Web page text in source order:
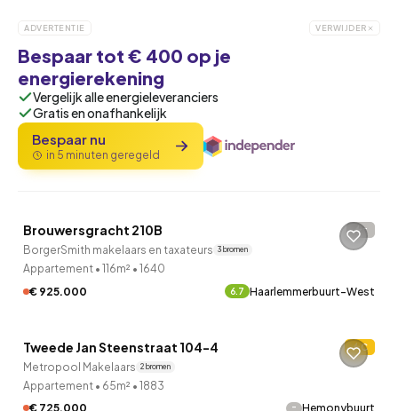
ADVERTENTIE VERWIJDER
Bespaar tot € 400 op je
energierekening
Vergelijk alle energieleveranciers
Gratis en onafhankelijk
Bespaar nu
in 5 minuten geregeld
Brouwersgracht 210B -
BorgerSmith makelaars en taxateurs 3 bronnen
Appartement • 116m² • 1640
€ 925.000
6.7 Haarlemmerbuurt-West
Tweede Jan Steenstraat 104-4 C
Metropool Makelaars 2 bronnen
Appartement • 65m² • 1883
€ 725.000
- Hemonybuurt